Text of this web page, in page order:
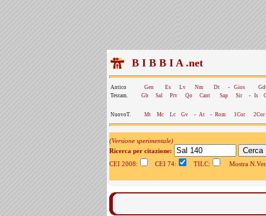
B I B B I A .net
Antico Gen Es Lv Nm Dt - Gios
Testam.
Gb Sal Prv Qo Cant Sap Sir - Is
NuovoT. Mt Mc Lc Gv - At - Rom 1Cor 2Cor
(Versione sperimentale)
Ricerca per citazione:
CEI 2008:
CEI 74: TILC: Mostra